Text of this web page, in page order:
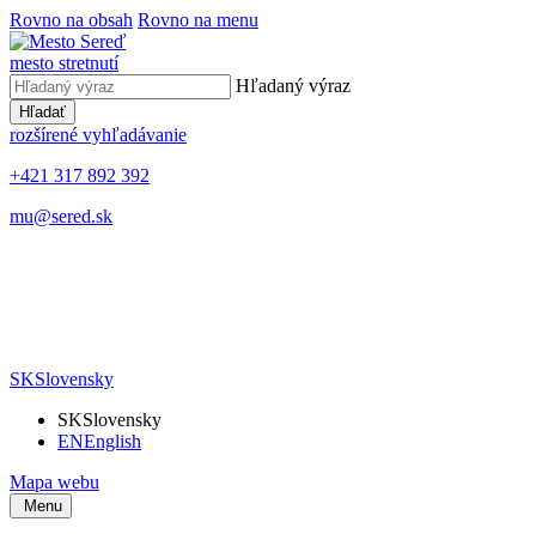
Rovno na obsah Rovno na menu
mesto stretnutí
Hľadaný výraz
Hľadať
rozšírené vyhľadávanie
+421 317 892 392
mu@sered.sk
SKSlovensky
SKSlovensky
ENEnglish
Mapa webu
Menu